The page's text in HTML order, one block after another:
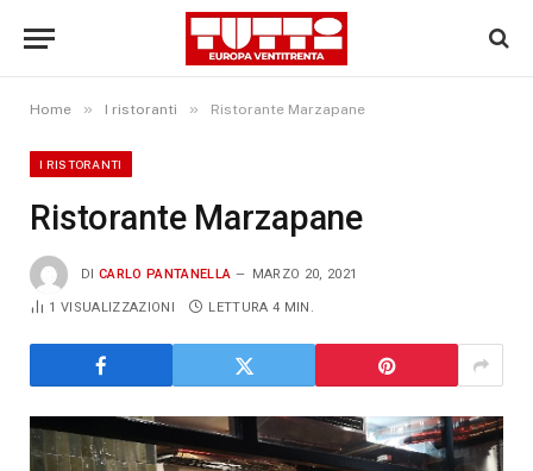
Home » I ristoranti » Ristorante Marzapane
I RISTORANTI
Ristorante Marzapane
DI CARLO PANTANELLA MARZO 20, 2021
1VISUALIZZAZIONI LETTURA 4 MIN.